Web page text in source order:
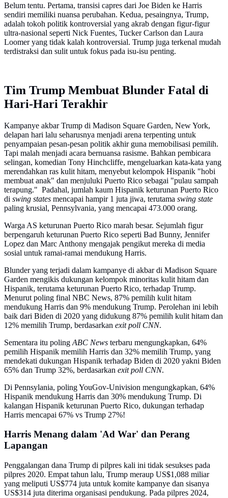
Belum tentu. Pertama, transisi capres dari Joe Biden ke Harris
sendiri memiliki nuansa perubahan. Kedua, pesaingnya, Trump,
adalah tokoh politik kontroversial yang akrab dengan figur-figur
ultra-nasional seperti Nick Fuentes, Tucker Carlson dan Laura
Loomer yang tidak kalah kontroversial. Trump juga terkenal mudah
terdistraksi dan sulit untuk fokus pada isu-isu penting.
Tim Trump Membuat Blunder Fatal di
Hari-Hari Terakhir
Kampanye akbar Trump di Madison Square Garden, New York,
delapan hari lalu seharusnya menjadi arena terpenting untuk
penyampaian pesan-pesan politik akhir guna memobilisasi pemilih.
Tapi malah menjadi acara bernuansa rasisme. Bahkan pembicara
selingan, komedian Tony Hinchcliffe, mengeluarkan kata-kata yang
merendahkan ras kulit hitam, menyebut kelompok Hispanik "hobi
membuat anak" dan menjuluki Puerto Rico sebagai "pulau sampah
terapung." Padahal, jumlah kaum Hispanik keturunan Puerto Rico
di swing states mencapai hampir 1 juta jiwa, terutama swing state
paling krusial, Pennsylvania, yang mencapai 473.000 orang.
Warga AS keturunan Puerto Rico marah besar. Sejumlah figur
berpengaruh keturunan Puerto Rico seperti Bad Bunny, Jennifer
Lopez dan Marc Anthony mengajak pengikut mereka di media
sosial untuk ramai-ramai mendukung Harris.
Blunder yang terjadi dalam kampanye di akbar di Madison Square
Garden mengikis dukungan kelompok minoritas kulit hitam dan
Hispanik, terutama keturunan Puerto Rico, terhadap Trump.
Menurut poling final NBC News, 87% pemilih kulit hitam
mendukung Harris dan 9% mendukung Trump. Perolehan ini lebih
baik dari Biden di 2020 yang didukung 87% pemilih kulit hitam dan
12% memilih Trump, berdasarkan exit poll CNN.
Sementara itu poling ABC News terbaru mengungkapkan, 64%
pemilih Hispanik memilih Harris dan 32% memilih Trump, yang
mendekati dukungan Hispanik terhadap Biden di 2020 yakni Biden
65% dan Trump 32%, berdasarkan exit poll CNN.
Di Pennsylania, poling YouGov-Univision mengungkapkan, 64%
Hispanik mendukung Harris dan 30% mendukung Trump. Di
kalangan Hispanik keturunan Puerto Rico, dukungan terhadap
Harris mencapai 67% vs Trump 27%!
Harris Menang dalam 'Ad War' dan Perang
Lapangan
Penggalangan dana Trump di pilpres kali ini tidak sesukses pada
pilpres 2020. Empat tahun lalu, Trump meraup US$1,088 miliar
yang meliputi US$774 juta untuk komite kampanye dan sisanya
US$314 juta diterima organisasi pendukung. Pada pilpres 2024,